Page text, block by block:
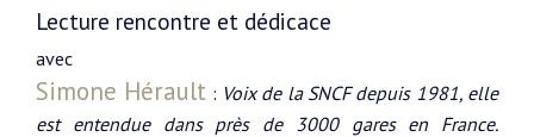
Lecture rencontre et dédicace
avec
Simone Hérault : Voix de la SNCF depuis 1981, elle
est entendue dans près de 3000 gares en France.